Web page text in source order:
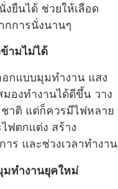
ยืนได้ ช่วยให้เลือด
กการนั่งนานๆ
ามไม่ได้
อกแบบมุมทำงาน แสง
องทำงานได้ดีขึ้น วาง
าติ แต่ก็ควรมีไฟหลาย
ฟตกแต่ง สร้าง
ร และช่วงเวลาทำงาน
มทำงานยุคใหม่